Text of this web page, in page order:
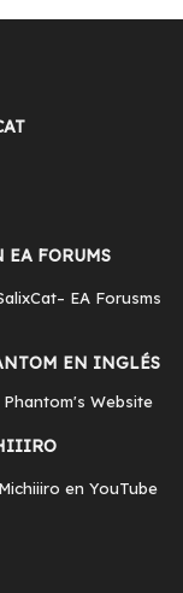
EA FORUMS
– EA Forusms
EN INGLÉS
Phantom's Website
Michiiiro en YouTube